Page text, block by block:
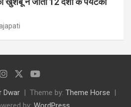
Dwar Theme by: Theme Horse